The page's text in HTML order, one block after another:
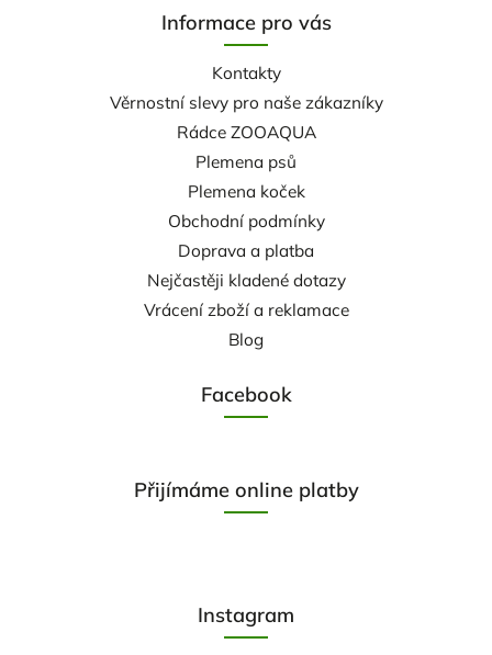
Informace pro vás
Kontakty
Věrnostní slevy pro naše zákazníky
Rádce ZOOAQUA
Plemena psů
Plemena koček
Obchodní podmínky
Doprava a platba
Nejčastěji kladené dotazy
Vrácení zboží a reklamace
Blog
Facebook
Přijímáme online platby
Instagram